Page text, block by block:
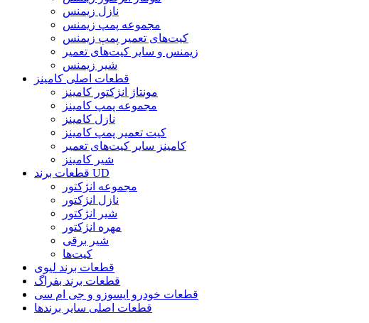
نازل زیمنس
مجموعه پمپ زیمنس
کیت‌های تعمیر پمپ زیمنس
زیمنس و سایر کیت‌های تعمیر
شیر زیمنس
قطعات اصلی کامینز
مونتاژ انژکتور کامینز
مجموعه پمپ کامینز
نازل کامینز
کیت تعمیر پمپ کامینز
کامینز سایر کیت‌های تعمیر
شیر کامینز
قطعات برند UD
مجموعه انژکتور
نازل انژکتور
شیر انژکتور
مهره انژکتور
شیر برقی
کیت‌ها
قطعات برند لیوی
قطعات برند بفراگ
قطعات خودرو ایسوزو و جی ام سی
قطعات اصلی سایر برندها